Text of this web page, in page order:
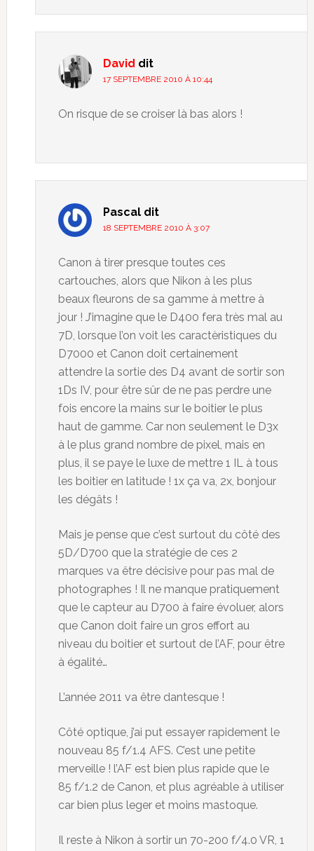
David dit
17 SEPTEMBRE 2010 À 10:44
On risque de se croiser là bas alors !
Pascal dit
18 SEPTEMBRE 2010 À 3:07
Canon à tirer presque toutes ces
cartouches, alors que Nikon à les plus
beaux fleurons de sa gamme à mettre à
jour ! J’imagine que le D400 fera très mal au
7D, lorsque l’on voit les caractèristiques du
D7000 et Canon doit certainement
attendre la sortie des D4 avant de sortir son
1Ds IV, pour être sûr de ne pas perdre une
fois encore la mains sur le boitier le plus
haut de gamme. Car non seulement le D3x
à le plus grand nombre de pixel, mais en
plus, il se paye le luxe de mettre 1 IL à tous
les boitier en latitude ! 1x ça va, 2x, bonjour
les dégâts !
Mais je pense que c’est surtout du côté des
5D/D700 que la stratégie de ces 2
marques va être décisive pour pas mal de
photographes ! Il ne manque pratiquement
que le capteur au D700 à faire évoluer, alors
que Canon doit faire un gros effort au
niveau du boitier et surtout de l’AF, pour être
à égalité…
L’année 2011 va être dantesque !
Côté optique, j’ai put essayer rapidement le
nouveau 85 f/1.4 AFS. C’est une petite
merveille ! l’AF est bien plus rapide que le
85 f/1.2 de Canon, et plus agréable à utiliser
car bien plus leger et moins mastoque.
Il reste à Nikon à sortir un 70-200 f/4.0 VR, 1